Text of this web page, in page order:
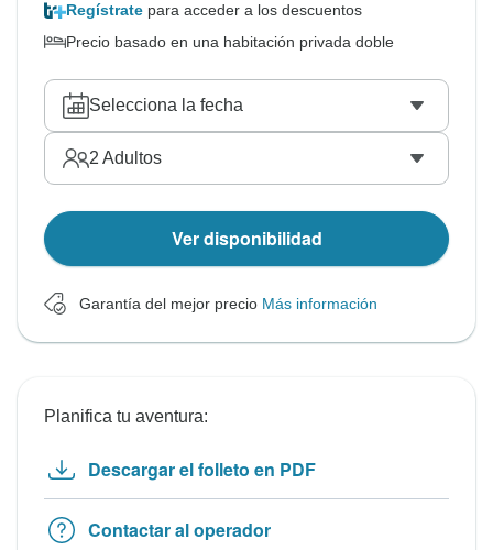
Regístrate para acceder a los descuentos
Precio basado en una habitación privada doble
Selecciona la fecha
2 Adultos
Ver disponibilidad
Garantía del mejor precio Más información
Planifica tu aventura:
Descargar el folleto en PDF
Contactar al operador